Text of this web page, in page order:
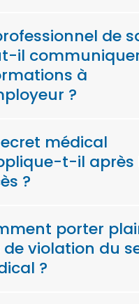
de
il
à
?
médical
t-il après
?
porter
de violation du
?